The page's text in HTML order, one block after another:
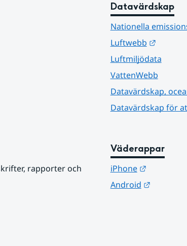
Datavärdskap
Nationella
Luftwebb
Länk till
Luftmiljödata
VattenWebb
Datavärdskap,
Datavärdskap för
rapporter och
Väderappar
iPhone
Länk till
Android
Länk till